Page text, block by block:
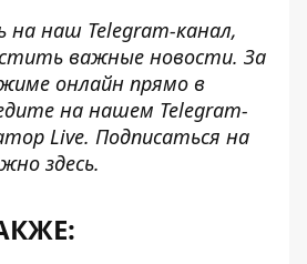
на наш Telegram-канал,
важные новости. За
онлайн прямо в
на нашем Telegram-
Live. Подписаться на
здесь.